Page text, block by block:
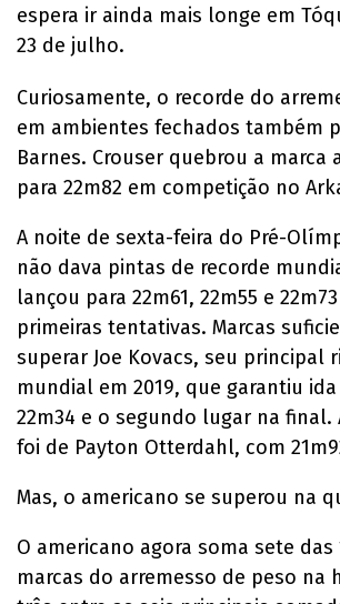
espera ir ainda mais longe em
23 de julho.
Curiosamente, o recorde do
em ambientes fechados também
Barnes. Crouser quebrou a marca
para 22m82 em competição no
A noite de sexta-feira do Pré-
não dava pintas de recorde
lançou para 22m61, 22m55 e
primeiras tentativas. Marcas
superar Joe Kovacs, seu principal
mundial em 2019, que garantiu
22m34 e o segundo lugar na final.
foi de Payton Otterdahl, com
Mas, o americano se superou na
O americano agora soma sete das
marcas do arremesso de peso na